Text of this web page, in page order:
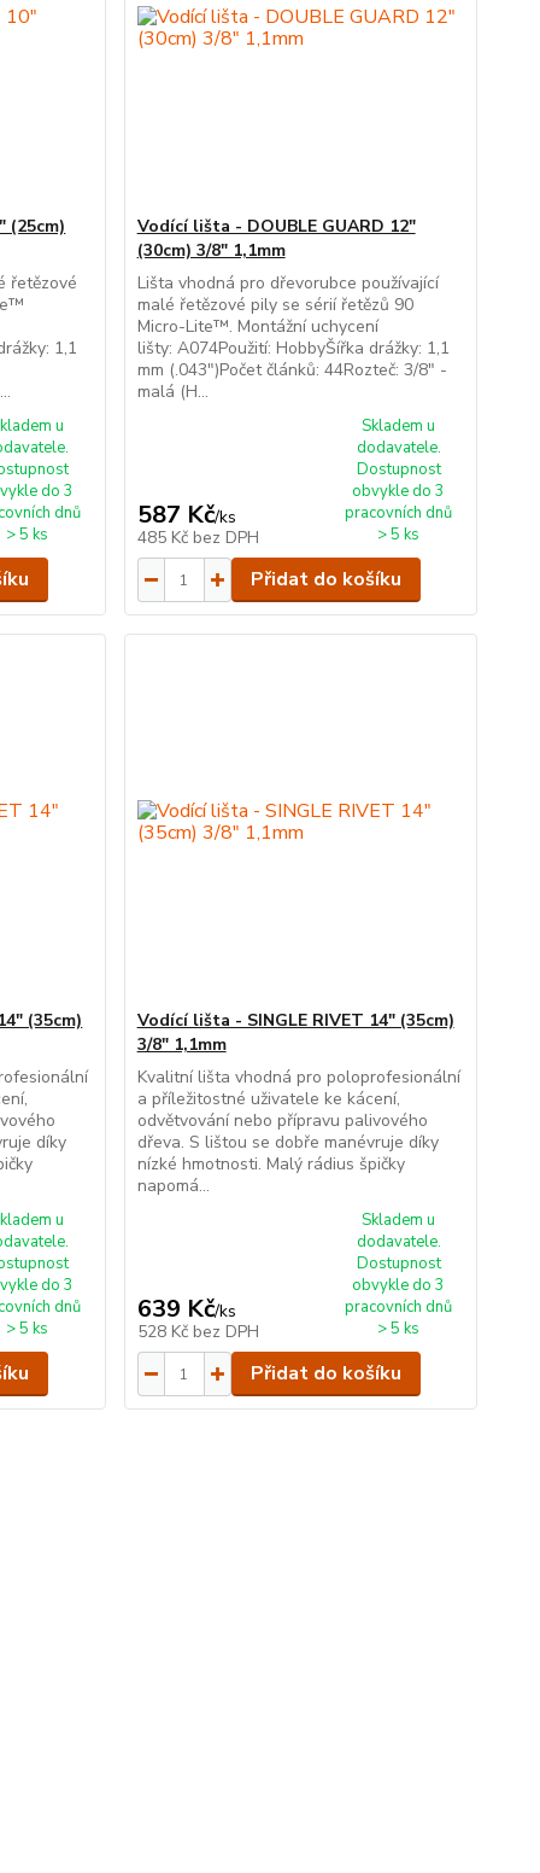
(25cm)
řetězové
1,1
u
do 3
dnů
> 5 ks
Vodící lišta - DOUBLE GUARD 12"
(30cm) 3/8" 1,1mm
Lišta vhodná pro dřevorubce používající
malé řetězové pily se sérií řetězů 90
Micro-Lite™. Montážní uchycení
lišty: A074Použití: HobbyŠířka drážky: 1,1
mm (.043")Počet článků: 44Rozteč: 3/8" -
malá (H...
587 Kč/ks
485 Kč bez DPH
Skladem u
dodavatele.
Dostupnost
obvykle do 3
pracovních dnů
> 5 ks
Přidat do košíku
(35cm)
díky
u
do 3
dnů
> 5 ks
Vodící lišta - SINGLE RIVET 14" (35cm)
3/8" 1,1mm
Kvalitní lišta vhodná pro poloprofesionální
a příležitostné uživatele ke kácení,
odvětvování nebo přípravu palivového
dřeva. S lištou se dobře manévruje díky
nízké hmotnosti. Malý rádius špičky
napomá...
639 Kč/ks
528 Kč bez DPH
Skladem u
dodavatele.
Dostupnost
obvykle do 3
pracovních dnů
> 5 ks
Přidat do košíku